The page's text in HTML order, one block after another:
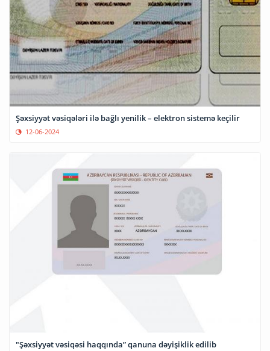
Şəxsiyyət vəsiqələri ilə bağlı yenilik – elektron sistemə keçilir
12-06-2024
"Şəxsiyyət vəsiqəsi haqqında” qanuna dəyişiklik edilib